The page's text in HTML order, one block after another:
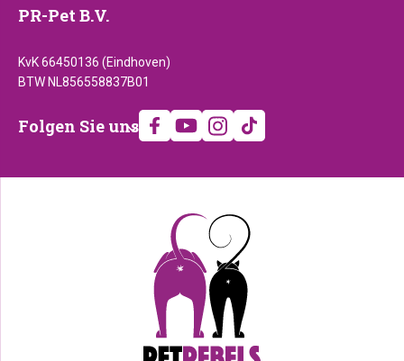
PR-Pet B.V.
KvK 66450136 (Eindhoven)
BTW NL856558837B01
Folgen
uns
Folgen Sie uns